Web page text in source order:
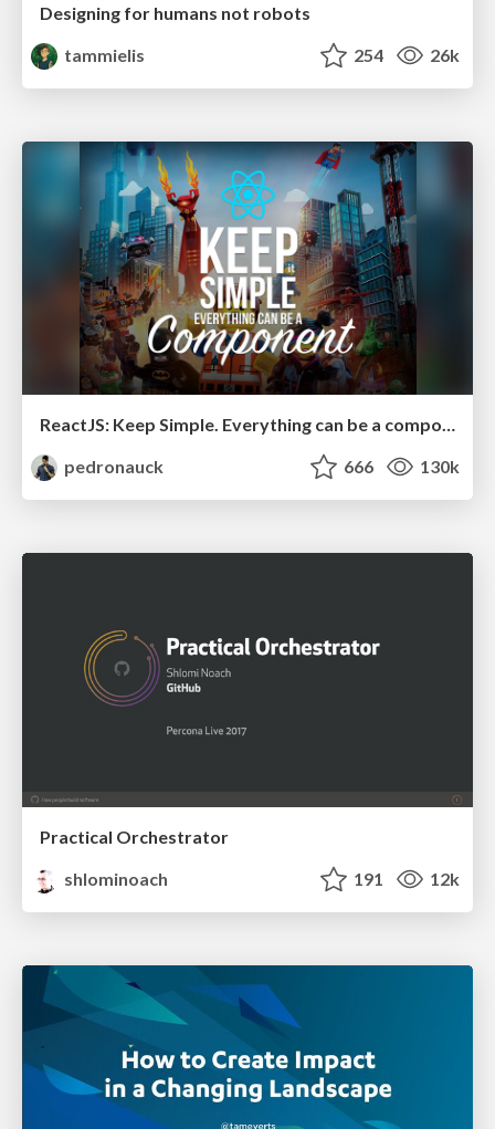
Designing for humans not robots
tammielis
254 26k
ReactJS: Keep Simple. Everything can be a component!
pedronauck
666 130k
Practical Orchestrator
shlominoach
191 12k